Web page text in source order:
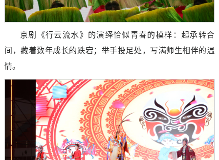
京剧《行云流水》的演绎恰似青春的模样：起承转合
间，藏着数年成长的跌宕；举手投足处，写满师生相伴的温
情。